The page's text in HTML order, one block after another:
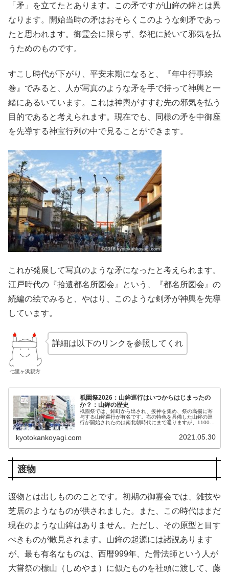
「矛」を立てたとあります。この矛ですが山鉾の鉾とは異
なります。開始当時の矛はおそらくこのような剣矛であっ
たと思われます。御霊会に限らず、祭祀に於いて邪気を払
うためのものです。
すこし時代が下がり、平安末期になると、『年中行事絵
巻』でみると、人が写真のような矛を手で持って神輿と一
緒にあるいています。これは神輿がすすむ先の邪気を払う
目的であると考えられます。現在でも、同様の矛を中御座
を先導する神宝行列の中で見ることができます。
これが発展して写真のような矛になったと考えられます。
江戸時代の『拾遺都名所図会』という、『都名所図会』の
続編の絵でみると、やはり、このような剣矛が神輿を先導
しています。
七里ヶ浜親方
詳細は以下のリンクを参照してくれ
祇園祭2026：山鉾巡行はいつからはじまったの
か？：山鉾の歴史
祇園祭では、鉾町から出され、疫神を集め、祭の高揚に寄
与する山鉾巡行が有名です。右の特色を具備した山鉾の巡
行が開始されたのは南北朝時代にまで遡りますが、1100年
れます。本稿では山鉾が誕生する経緯につき解説申し上げ
ます。合掌
kyotokankoyagi.com 2021.05.30
渡物
渡物とは出しもののことです。初期の御霊会では、雑技や
芝居のようなものが供されました。また、この時代はまだ
現在のような山鉾はありません。ただし、その原型と目す
べきものが散見されます。山鉾の起源には諸説あります
が、最も有名なものは、西暦999年、た骨法師という人が
大嘗祭の標山（しめやま）に似たものを社頭に渡して、藤